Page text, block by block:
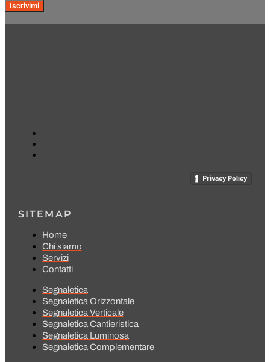
Iscrivimi
Privacy Policy
SITEMAP
Home
Chi siamo
Servizi
Contatti
Segnaletica
Segnaletica Orizzontale
Segnaletica Verticale
Segnaletica Cantieristica
Segnaletica Luminosa
Segnaletica Complementare